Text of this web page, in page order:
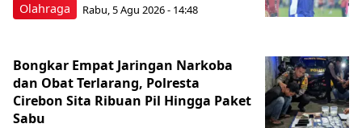
Olahraga Rabu, 5 Agu 2026 - 14:48
Bongkar Empat Jaringan Narkoba
dan Obat Terlarang, Polresta
Cirebon Sita Ribuan Pil Hingga Paket
Sabu